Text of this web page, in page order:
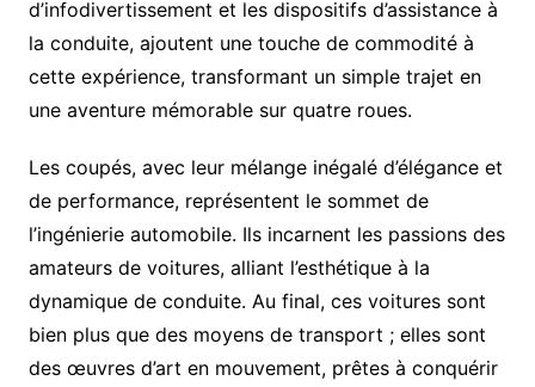
d’infodivertissement et les dispositifs d’assistance à
la conduite, ajoutent une touche de commodité à
cette expérience, transformant un simple trajet en
une aventure mémorable sur quatre roues.
Les coupés, avec leur mélange inégalé d’élégance et
de performance, représentent le sommet de
l’ingénierie automobile. Ils incarnent les passions des
amateurs de voitures, alliant l’esthétique à la
dynamique de conduite. Au final, ces voitures sont
bien plus que des moyens de transport ; elles sont
des œuvres d’art en mouvement, prêtes à conquérir